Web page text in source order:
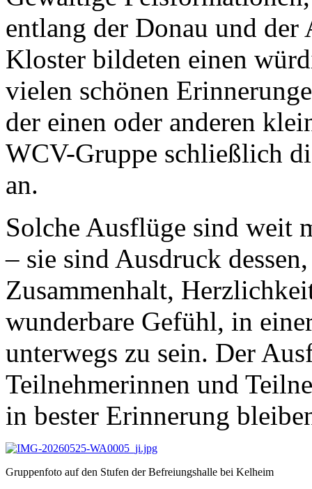
entlang der Donau und
Kloster bildeten einen
vielen schönen
der einen oder anderen
WCV-Gruppe schließlich
an.
Solche Ausflüge sind weit
– sie sind Ausdruck
Zusammenhalt,
wunderbare Gefühl, in
unterwegs zu sein. Der
Teilnehmerinnen und
in bester Erinnerung
Gruppenfoto auf den Stufen der Befreiungshalle bei Kelheim